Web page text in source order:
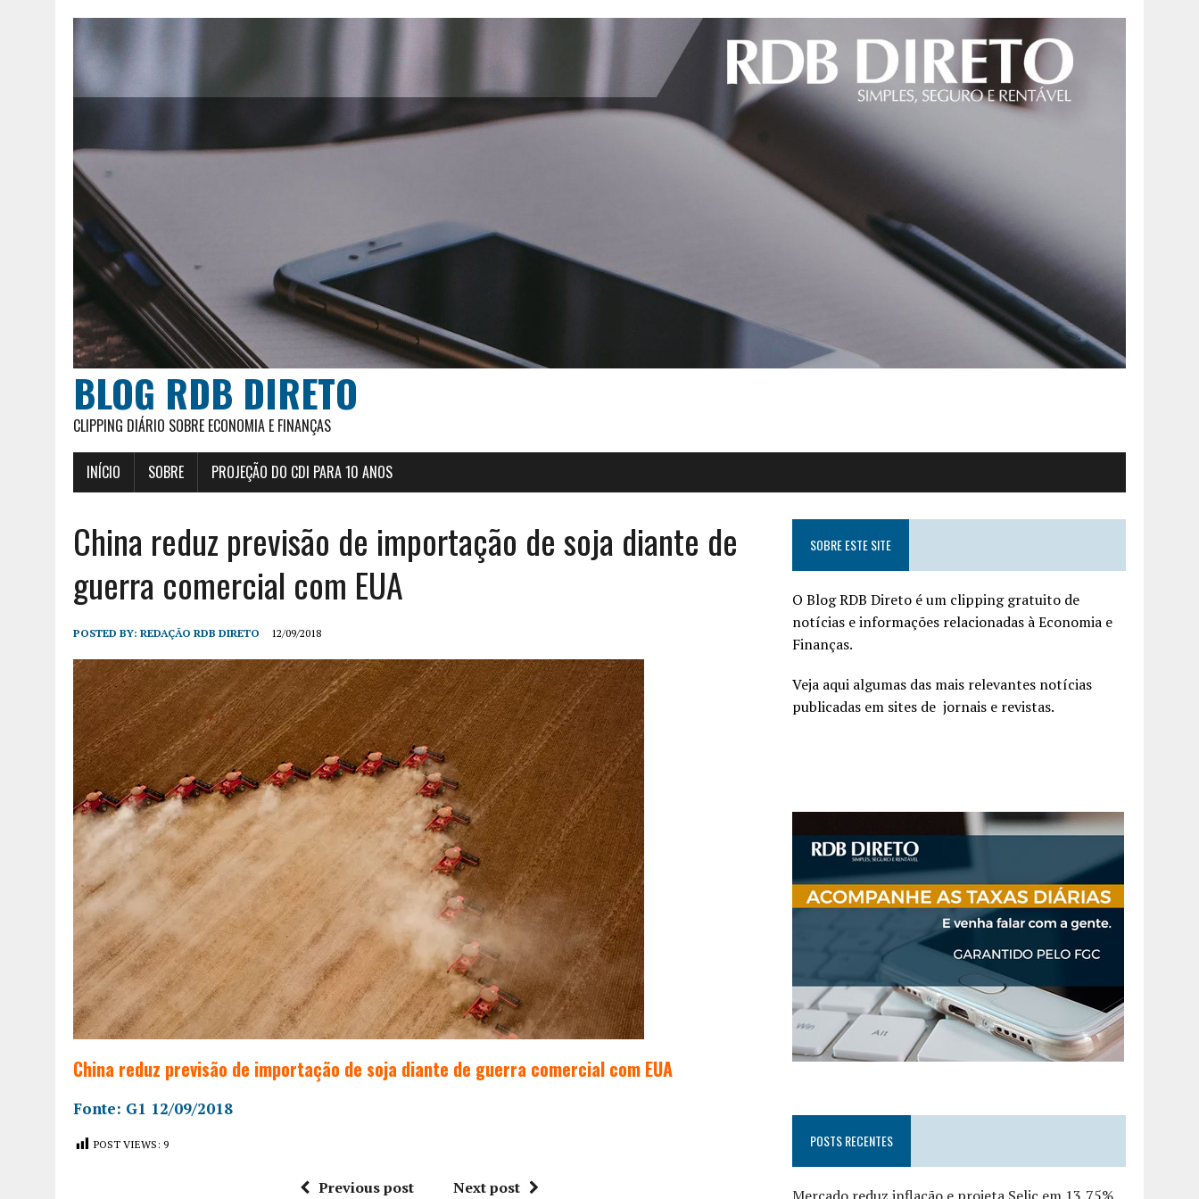
BLOG RDB DIRETO
CLIPPING DIÁRIO SOBRE ECONOMIA E FINANÇAS
INÍCIO SOBRE PROJEÇÃO DO CDI PARA 10 ANOS
China reduz previsão de importação de soja diante de
guerra comercial com EUA
POSTED BY: REDAÇÃO RDB DIRETO 12/09/2018
China reduz previsão de importação de soja diante de guerra comercial com EUA
Fonte: G1 12/09/2018
POST VIEWS: 9
Previous post Next post
SOBRE ESTE SITE
O Blog RDB Direto é um clipping gratuito de
notícias e informações relacionadas à Economia e
Finanças.
Veja aqui algumas das mais relevantes notícias
publicadas em sites de jornais e revistas.
POSTS RECENTES
Mercado reduz inflação e projeta Selic em 13,75%